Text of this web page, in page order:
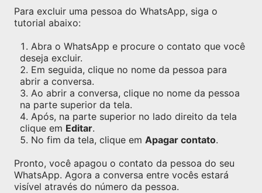
Para excluir uma pessoa do WhatsApp, siga o
tutorial abaixo:
Abra o WhatsApp e procure o contato que você
deseja excluir.
Em seguida, clique no nome da pessoa para
abrir a conversa.
Ao abrir a conversa, clique no nome da pessoa
na parte superior da tela.
Após, na parte superior no lado direito da tela
clique em Editar.
No fim da tela, clique em Apagar contato.
Pronto, você apagou o contato da pessoa do seu
WhatsApp. Agora a conversa entre vocês estará
visível através do número da pessoa.